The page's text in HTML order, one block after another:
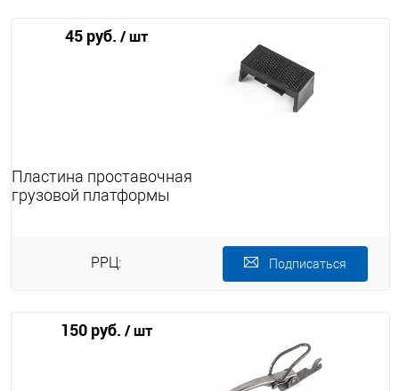
45 руб. / шт
Пластина проставочная
грузовой платформы
РРЦ:
150 руб. / шт
Подписаться